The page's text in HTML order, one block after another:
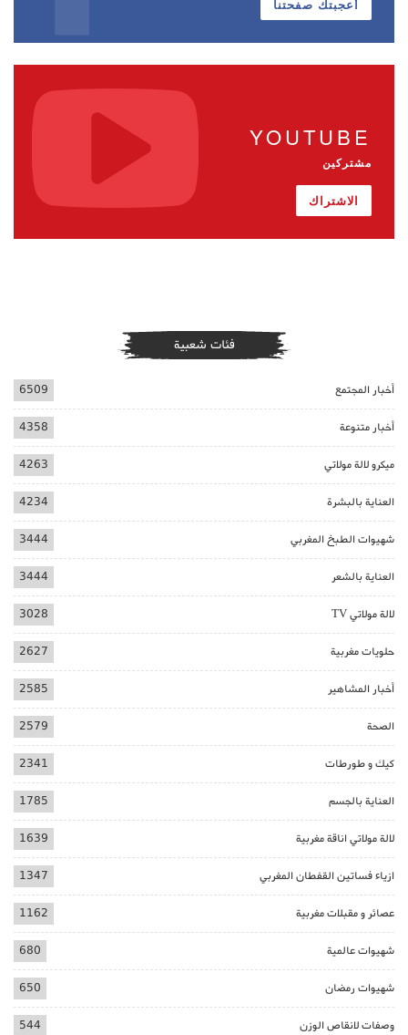
أعجبتك صفحتنا
YOUTUBE
مشتركين
الاشتراك
فئات شعبية
أخبار المجتمع 6509
أخبار متنوعة 4358
ميكرو لالة مولاتي 4263
العناية بالبشرة 4234
شهيوات الطبخ المغربي 3444
العناية بالشعر 3444
لالة مولاتي TV 3028
حلويات مغربية 2627
أخبار المشاهير 2585
الصحة 2579
كيك و طورطات 2341
العناية بالجسم 1785
لالة مولاتي اناقة مغربية 1639
ازياء فساتين القفطان المغربي 1347
عصائر و مقبلات مغربية 1162
شهيوات عالمية 680
شهيوات رمضان 650
وصفات لانقاص الوزن 544